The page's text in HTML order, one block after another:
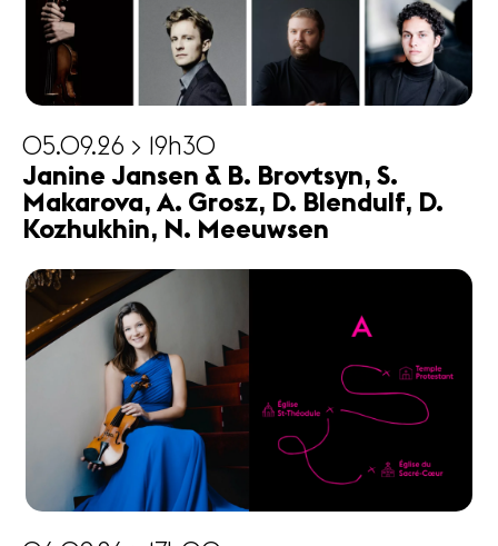
05.09.26 > 19h30
Janine Jansen & B. Brovtsyn, S.
Makarova, A. Grosz, D. Blendulf, D.
Kozhukhin, N. Meeuwsen